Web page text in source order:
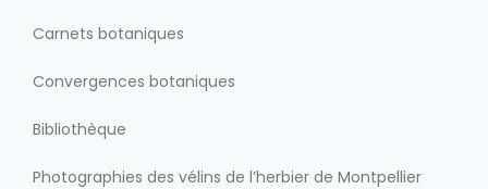
Carnets botaniques
Convergences botaniques
Bibliothèque
Photographies des vélins de l’herbier de Montpellier